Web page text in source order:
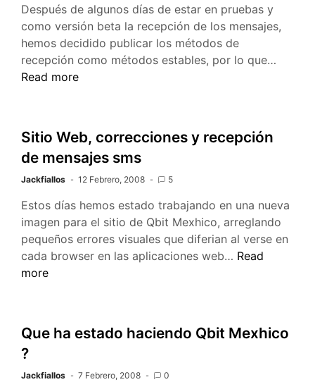
Después de algunos días de estar en pruebas y
como versión beta la recepción de los mensajes,
hemos decidido publicar los métodos de
recepción como métodos estables, por lo que…
Read more
Sitio Web, correcciones y recepción
de mensajes sms
Jackfiallos 12 Febrero, 2008 5
Estos días hemos estado trabajando en una nueva
imagen para el sitio de Qbit Mexhico, arreglando
pequeños errores visuales que diferian al verse en
cada browser en las aplicaciones web… Sitio
de
Read
more
Que ha estado haciendo Qbit Mexhico
?
Jackfiallos 7 Febrero, 2008 0